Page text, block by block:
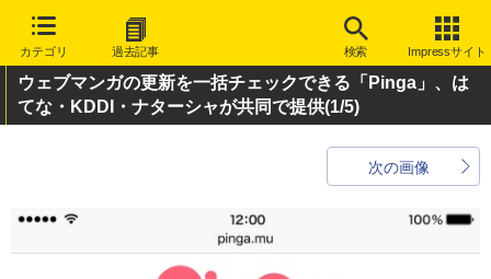
カテゴリ 過去記事 検索 Impressサイト
ウェブマンガの更新を一括チェックできる「Pinga」、は
てな・KDDI・ナターシャが共同で提供(1/5)
次の画像